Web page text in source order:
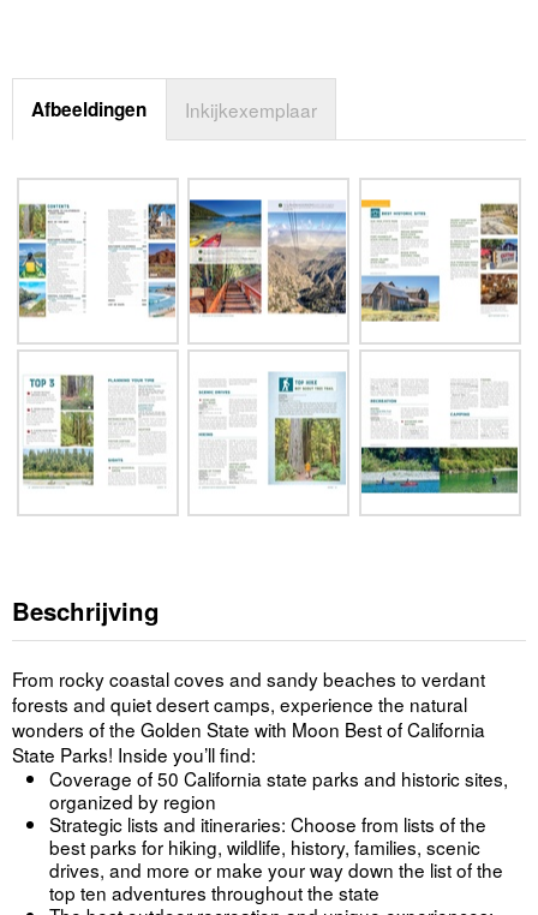
Afbeeldingen Inkijkexemplaar
Beschrijving
From rocky coastal coves and sandy beaches to verdant
forests and quiet desert camps, experience the natural
wonders of the Golden State with Moon Best of California
State Parks! Inside you’ll find:
Coverage of 50 California state parks and historic sites,
organized by region
Strategic lists and itineraries: Choose from lists of the
best parks for hiking, wildlife, history, families, scenic
drives, and more or make your way down the list of the
top ten adventures throughout the state